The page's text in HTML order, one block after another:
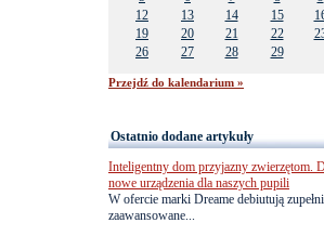
12
13 14 15
19
20 21 22
26
27 28 29
Przejdź do kalendarium »
Ostatnio dodane artykuły
Inteligentny dom przyjazny zwierzętom.
nowe urządzenia dla naszych pupili
W ofercie marki Dreame debiutują
zaawansowane...